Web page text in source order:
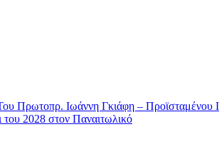
Πρωτοπρ. Ιωάννη Γκιάφη – Προϊσταμένου
2028 στον Παναιτωλικό